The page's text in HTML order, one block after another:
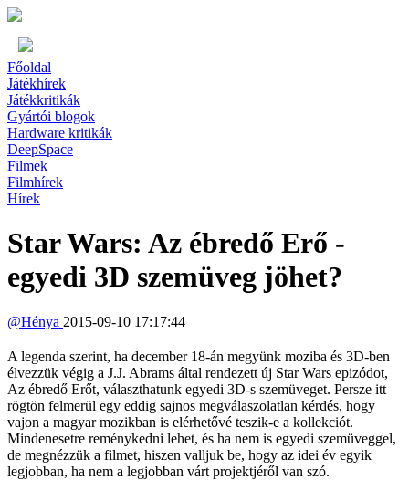
Főoldal
Játékhírek
Játékkritikák
Gyártói blogok
Hardware kritikák
DeepSpace
Filmek
Filmhírek
Hírek
Star Wars: Az ébredő Erő -
egyedi 3D szemüveg jöhet?
@Hénya 2015-09-10 17:17:44
A legenda szerint, ha december 18-án megyünk moziba és 3D-ben
élvezzük végig a J.J. Abrams által rendezett új Star Wars epizódot,
Az ébredő Erőt, választhatunk egyedi 3D-s szemüveget. Persze itt
rögtön felmerül egy eddig sajnos megválaszolatlan kérdés, hogy
vajon a magyar mozikban is elérhetővé teszik-e a kollekciót.
Mindenesetre reménykedni lehet, és ha nem is egyedi szemüveggel,
de megnézzük a filmet, hiszen valljuk be, hogy az idei év egyik
legjobban, ha nem a legjobban várt projektjéről van szó.